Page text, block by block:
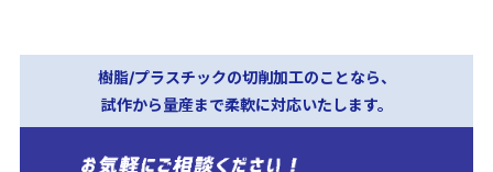
樹脂/プラスチックの切削加工のことなら、
試作から量産まで柔軟に対応いたします。